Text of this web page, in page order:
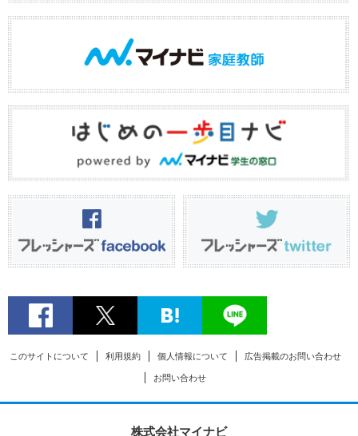
このサイトについて 利用規約 個人情報について 広告掲載のお問い合わせ
お問い合わせ
株式会社マイナビ